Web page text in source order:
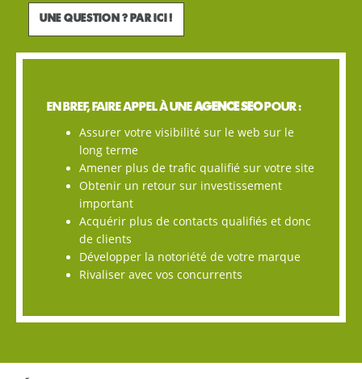
UNE QUESTION ? PAR ICI !
EN BREF, FAIRE APPEL À UNEAGENCE SEOPOUR :
Assurer votre visibilité sur le web sur le
long terme
Amener plus de trafic qualifié sur votre site
Obtenir un retour sur investissement
important
Acquérir plus de contacts qualifiés et donc
de clients
Développer la notoriété de votre marque
Rivaliser avec vos concurrents